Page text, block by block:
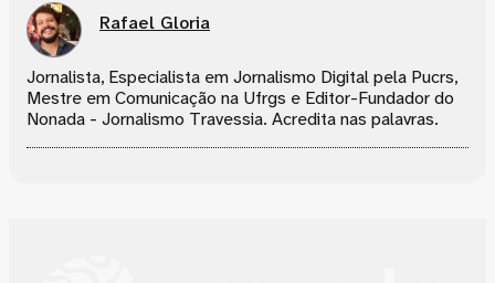
Rafael Gloria
Jornalista, Especialista em Jornalismo Digital pela Pucrs,
Mestre em Comunicação na Ufrgs e Editor-Fundador do
Nonada - Jornalismo Travessia. Acredita nas palavras.